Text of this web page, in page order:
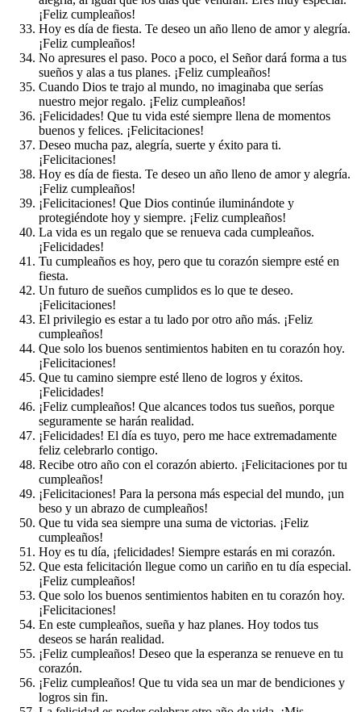
¡Feliz cumpleaños!
Hoy es día de fiesta. Te deseo un año lleno de amor y alegría.
¡Feliz cumpleaños!
No apresures el paso. Poco a poco, el Señor dará forma a tus
sueños y alas a tus planes. ¡Feliz cumpleaños!
Cuando Dios te trajo al mundo, no imaginaba que serías
nuestro mejor regalo. ¡Feliz cumpleaños!
¡Felicidades! Que tu vida esté siempre llena de momentos
buenos y felices. ¡Felicitaciones!
Deseo mucha paz, alegría, suerte y éxito para ti.
¡Felicitaciones!
Hoy es día de fiesta. Te deseo un año lleno de amor y alegría.
¡Feliz cumpleaños!
¡Felicitaciones! Que Dios continúe iluminándote y
protegiéndote hoy y siempre. ¡Feliz cumpleaños!
La vida es un regalo que se renueva cada cumpleaños.
¡Felicidades!
Tu cumpleaños es hoy, pero que tu corazón siempre esté en
fiesta.
Un futuro de sueños cumplidos es lo que te deseo.
¡Felicitaciones!
El privilegio es estar a tu lado por otro año más. ¡Feliz
cumpleaños!
Que solo los buenos sentimientos habiten en tu corazón hoy.
¡Felicitaciones!
Que tu camino siempre esté lleno de logros y éxitos.
¡Felicidades!
¡Feliz cumpleaños! Que alcances todos tus sueños, porque
seguramente se harán realidad.
¡Felicidades! El día es tuyo, pero me hace extremadamente
feliz celebrarlo contigo.
Recibe otro año con el corazón abierto. ¡Felicitaciones por tu
cumpleaños!
¡Felicitaciones! Para la persona más especial del mundo, ¡un
beso y un abrazo de cumpleaños!
Que tu vida sea siempre una suma de victorias. ¡Feliz
cumpleaños!
Hoy es tu día, ¡felicidades! Siempre estarás en mi corazón.
Que esta felicitación llegue como un cariño en tu día especial.
¡Feliz cumpleaños!
Que solo los buenos sentimientos habiten en tu corazón hoy.
¡Felicitaciones!
En este cumpleaños, sueña y haz planes. Hoy todos tus
deseos se harán realidad.
¡Feliz cumpleaños! Deseo que la esperanza se renueve en tu
corazón.
¡Feliz cumpleaños! Que tu vida sea un mar de bendiciones y
logros sin fin.